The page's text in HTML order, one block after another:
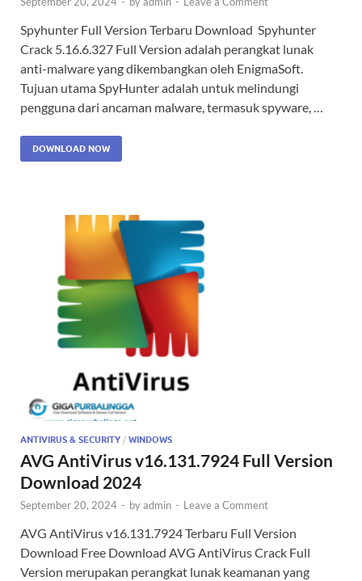
Spyhunter Full Version Terbaru Download Spyhunter
Crack 5.16.6.327 Full Version adalah perangkat lunak
anti-malware yang dikembangkan oleh EnigmaSoft.
Tujuan utama SpyHunter adalah untuk melindungi
pengguna dari ancaman malware, termasuk spyware, …
DOWNLOAD NOW
ANTIVIRUS & SECURITY / WINDOWS
AVG AntiVirus v16.131.7924 Full Version
Download 2024
September 20, 2024 - byadmin - Leave a Comment
AVG AntiVirus v16.131.7924 Terbaru Full Version
Download Free Download AVG AntiVirus Crack Full
Version merupakan perangkat lunak keamanan yang